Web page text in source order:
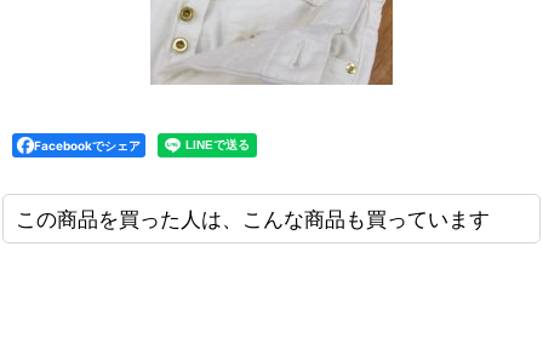
Facebookでシェア
この商品を買った人は、こんな商品も買っています